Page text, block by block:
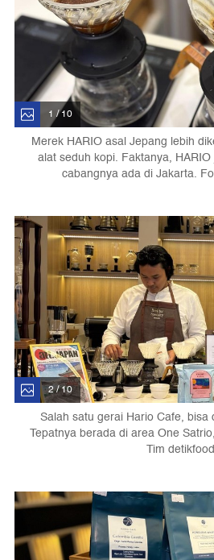
1 / 10
Merek HARIO asal Jepang lebih
alat seduh kopi. Faktanya,
cabangnya ada di Jakarta.
2 / 10
Salah satu gerai Hario Cafe, bisa
Tepatnya berada di area One
Tim detikfood